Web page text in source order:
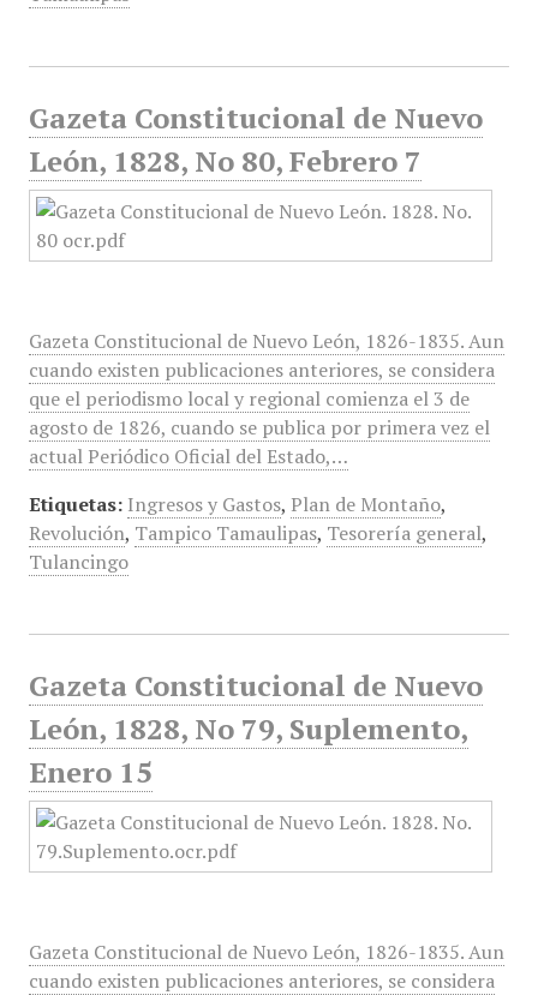
Gazeta Constitucional de Nuevo
León, 1828, No 80, Febrero 7
Gazeta Constitucional de Nuevo León, 1826-1835. Aun
cuando existen publicaciones anteriores, se considera
que el periodismo local y regional comienza el 3 de
agosto de 1826, cuando se publica por primera vez el
actual Periódico Oficial del Estado,…
Etiquetas: Ingresos y Gastos, Plan de Montaño,
Revolución, Tampico Tamaulipas, Tesorería general,
Tulancingo
Gazeta Constitucional de Nuevo
León, 1828, No 79, Suplemento,
Enero 15
Gazeta Constitucional de Nuevo León, 1826-1835. Aun
cuando existen publicaciones anteriores, se considera